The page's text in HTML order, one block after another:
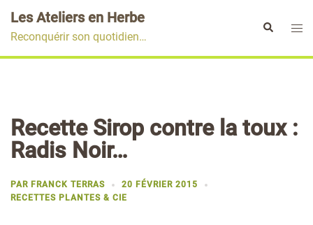
au
contenu
Les Ateliers en Herbe
Reconquérir son quotidien…
Rechercher
Recette Sirop contre la toux :
Radis Noir…
PAR FRANCK TERRAS
20 FÉVRIER 2015
RECETTES PLANTES & CIE